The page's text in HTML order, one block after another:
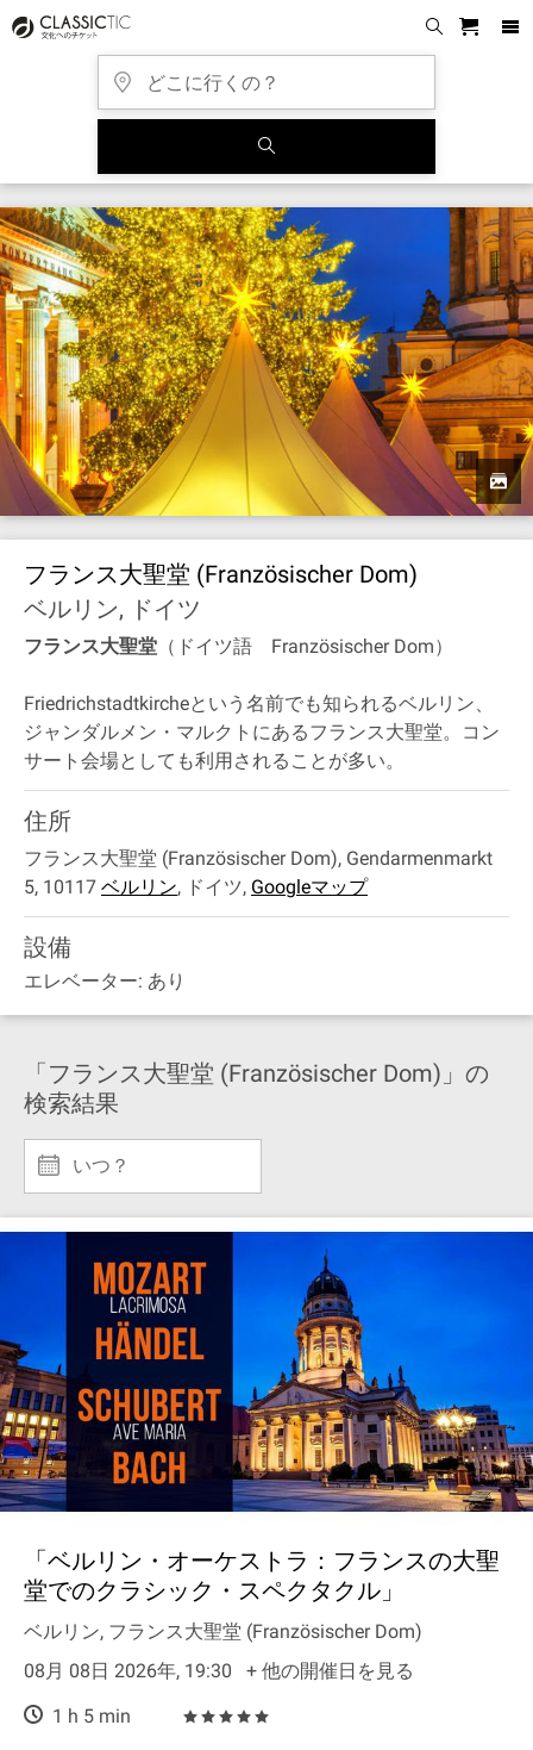
フランス大聖堂 (Französischer Dom)
ベルリン, ドイツ
フランス大聖堂 （ドイツ語 Französischer Dom）
Friedrichstadtkircheという名前でも知られるベルリン、
ジャンダルメン・マルクトにあるフランス大聖堂。コン
サート会場としても利用されることが多い。
住所
フランス大聖堂 (Französischer Dom), Gendarmenmarkt
5, 10117 ベルリン, ドイツ, Googleマップ
設備
エレベーター: あり
「フランス大聖堂 (Französischer Dom)」の
検索結果
いつ？
「ベルリン・オーケストラ：フランスの大聖
堂でのクラシック・スペクタクル」
ベルリン, フランス大聖堂 (Französischer Dom)
08月 08日 2026年, 19:30
+ 他の開催日を見る
1 h 5 min